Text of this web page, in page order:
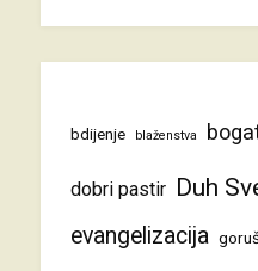
bdijenje blaženstva
dobri pastir Duh
evangelizacija